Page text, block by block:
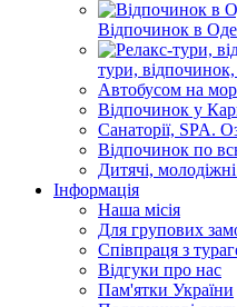
Відпочинок в
тури,
Автобусом на
Відпочинок у
Санаторії, SPA.
Відпочинок по
Дитячі,
Інформація
Наша місія
Для групових
Співпраця з
Відгуки про нас
Пам'ятки України